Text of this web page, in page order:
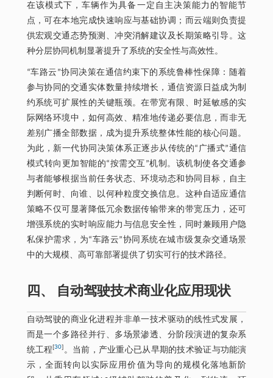
在该模式下，车辆作为具备一定自主决策能力的智能节
点，可在本地完成快速响应与基础协调；而云端则负责提
供宏观交通态势预测、冲突消解建议及长期策略引导。这
种分层协同机制显著提升了系统的安全性与高效性。
“车路云”协同决策在通信约束下的系统鲁棒性保障：随着
参与协同的交通实体数量持续增长，通信资源日益成为制
约系统可扩展性的关键瓶颈。在带宽有限、时延敏感的实
际网络环境中，如何高效、精准地传递必要信息，而非无
差别广播全部数据，成为提升系统整体性能的核心问题。
为此，新一代协同决策体系正逐步从传统的“广播式”通信
模式转向更加智能的“按需交互”机制。该机制使各交通参
与者能够根据当前任务状态、环境动态和协同目标，自主
判断何时、向谁、以何种粒度交换信息。这种自适应通信
策略不仅可显著降低冗余数据传输带来的带宽压力，还可
增强系统的实时响应能力与信息安全性，同时兼顾用户隐
私保护需求，为“车路云”协同系统在城市级复杂交通场景
中的大规模、高可靠部署提供了切实可行的技术路径。
四、 自动驾驶技术商业化应用现状
自动驾驶的商业化进程并非单一技术驱动的线性式发展，
而是一个多路径并行、多场景渗透、分阶段演进的复杂系
统工程 [30 。当前，产业重心已从早期的技术验证与功能演
示，全面转向以实际应用价值为导向的规模化落地新阶